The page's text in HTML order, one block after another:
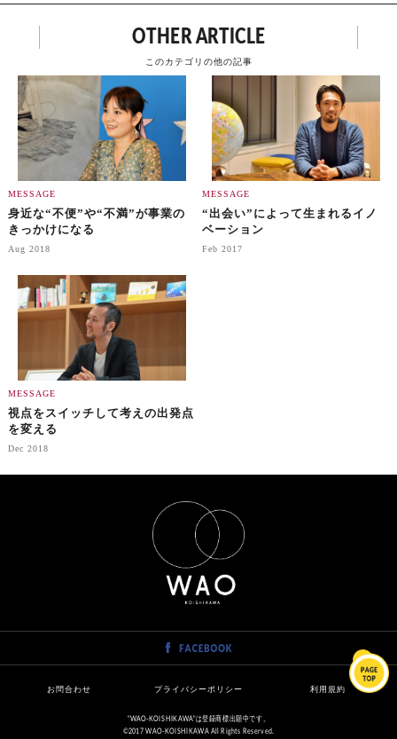
OTHER ARTICLE
このカテゴリの他の記事
MESSAGE
身近な“不便”や“不満”が事業の
きっかけになる
Aug 2018
MESSAGE
“出会い”によって生まれるイノ
ベーション
Feb 2017
MESSAGE
視点をスイッチして考えの出発点
を変える
Dec 2018
お問合わせ プライバシーポリシー 利用規約
"WAO-KOISHIKAWA"は登録商標出願中です。
©2017 WAO-KOISHIKAWA All Rights Reserved.